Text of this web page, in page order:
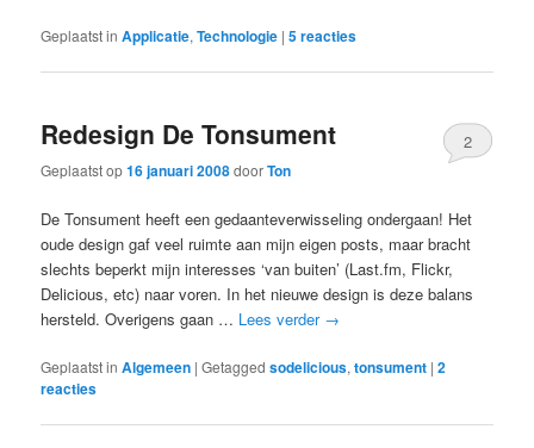
Geplaatst in Applicatie,Technologie |5reacties
Redesign De Tonsument
Geplaatst op16 januari 2008doorTon
2
De Tonsument heeft een gedaanteverwisseling ondergaan! Het
oude design gaf veel ruimte aan mijn eigen posts, maar bracht
slechts beperkt mijn interesses ‘van buiten’ (Last.fm, Flickr,
Delicious, etc) naar voren. In het nieuwe design is deze balans
hersteld. Overigens gaan … Lees verder →
Geplaatst in Algemeen |Getagged sodelicious,tonsument |2
reacties